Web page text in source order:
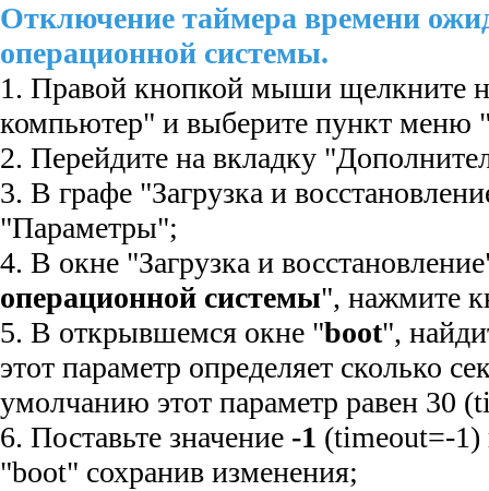
Отключение таймера времени
операционной системы.
1. Правой кнопкой мыши щелкните
компьютер" и выберите пункт меню
2. Перейдите на вкладку
3. В графе "Загрузка и
"Параметры";
4. В окне "Загрузка и
операционной системы", нажмите
5. В открывшемся окне "boot",
этот параметр определяет сколько
умолчанию этот параметр равен 30
6. Поставьте значение -1 (timeout=-1)
"boot" сохранив изменения;